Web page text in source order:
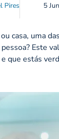
Pires 5
casa, uma
Este
que estás